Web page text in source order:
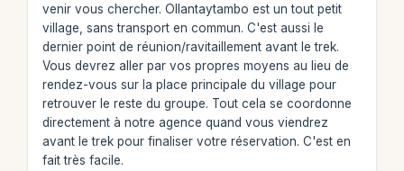
venir vous chercher. Ollantaytambo est un tout petit
village, sans transport en commun. C'est aussi le
dernier point de réunion/ravitaillement avant le trek.
Vous devrez aller par vos propres moyens au lieu de
rendez-vous sur la place principale du village pour
retrouver le reste du groupe. Tout cela se coordonne
directement à notre agence quand vous viendrez
avant le trek pour finaliser votre réservation. C'est en
fait très facile.